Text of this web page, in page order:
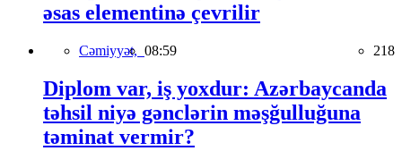
əsas elementinə çevrilir
Cəmiyyət, 08:59 218
Diplom var, iş yoxdur: Azərbaycanda
təhsil niyə gənclərin məşğulluğuna
təminat vermir?